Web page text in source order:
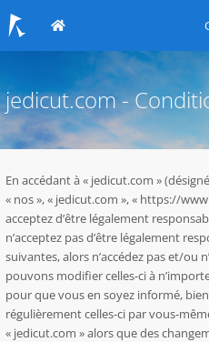
jedicut.com -
En accédant à « jedicut.com »
« nos », « jedicut.com », « https://
acceptez d’être légalement
n’acceptez pas d’être légalement
suivantes, alors n’accédez pas et/ou
pouvons modifier celles-ci à
pour que vous en soyez informé,
régulièrement celles-ci par vous-
« jedicut.com » alors que des